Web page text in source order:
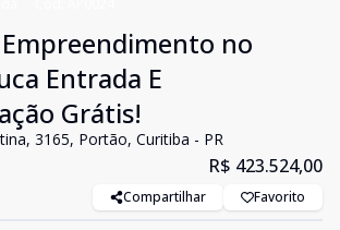
no
Entrada E
Grátis!
3165, Portão, Curitiba - PR
R$ 423.524,00
Compartilhar Favorito